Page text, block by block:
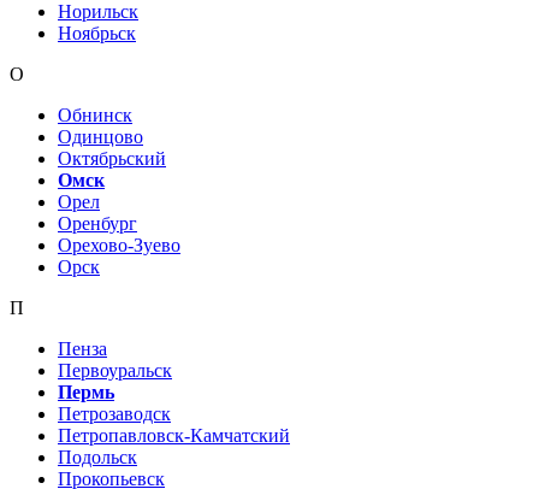
Норильск
Ноябрьск
О
Обнинск
Одинцово
Октябрьский
Омск
Орел
Оренбург
Орехово-Зуево
Орск
П
Пенза
Первоуральск
Пермь
Петрозаводск
Петропавловск-Камчатский
Подольск
Прокопьевск